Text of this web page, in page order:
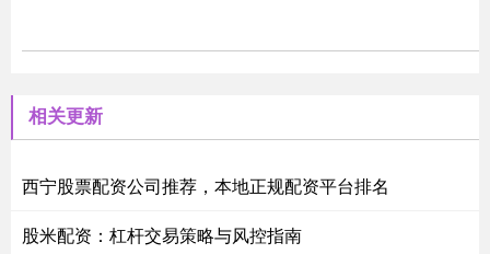
相关更新
西宁股票配资公司推荐，本地正规配资平台排名
股米配资：杠杆交易策略与风控指南